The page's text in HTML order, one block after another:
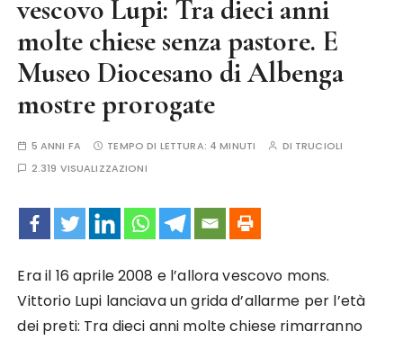
vescovo Lupi: Tra dieci anni
molte chiese senza pastore. E
Museo Diocesano di Albenga
mostre prorogate
5 ANNI FA TEMPO DI LETTURA: 4 MINUTI DI TRUCIOLI
2.319 VISUALIZZAZIONI
Era il 16 aprile 2008 e l’allora vescovo mons.
Vittorio Lupi lanciava un grida d’allarme per l’età
dei preti: Tra dieci anni molte chiese rimarranno